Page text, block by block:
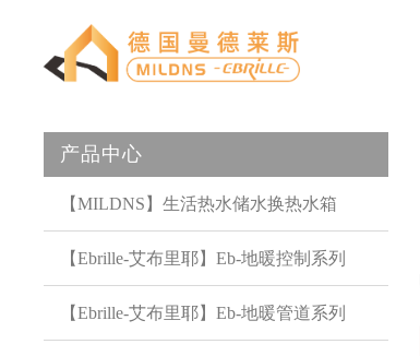
产品中心
navigation
【MILDNS】生活热水储水换热水箱
【Ebrille-艾布里耶】Eb-地暖控制系列
【Ebrille-艾布里耶】Eb-地暖管道系列